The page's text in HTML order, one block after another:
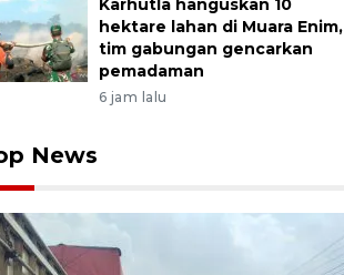
Karhutla hanguskan 10
hektare lahan di Muara Enim,
tim gabungan gencarkan
pemadaman
6 jam lalu
News